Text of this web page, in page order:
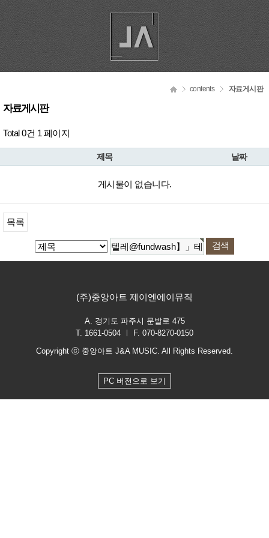
contents 자료게시판
자료게시판
Total 0건 1 페이지
제목 날짜
게시물이 없습니다.
목록
(주)중앙아트 제이엔에이뮤직
A. 경기도 파주시 문발로 475
T. 1661-0504 ㅣ F. 070-8270-0150
Copyright ⓒ 중앙아트 J&A MUSIC. All Rights Reserved.
PC 버전으로 보기